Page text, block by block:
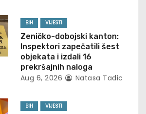
BIH VIJESTI
Zeničko-dobojski kanton:
Inspektori zapečatili šest
objekata i izdali 16
prekršajnih naloga
Aug 6, 2026 Natasa Tadic
BIH VIJESTI